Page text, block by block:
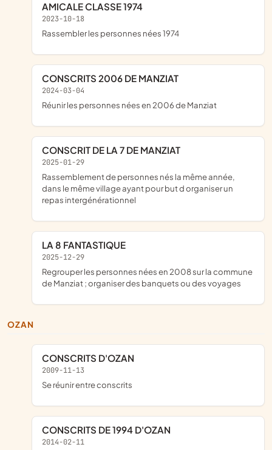
AMICALE CLASSE 1974
2023-10-18
rassembler les personnes nées 1974
CONSCRITS 2006 DE MANZIAT
2024-03-04
réunir les personnes nées en 2006 de Manziat
CONSCRIT DE LA 7 DE MANZIAT
2025-01-29
rassemblement de personnes nés la même année,
dans le même village ayant pour but d organiser un
repas intergénérationnel
LA 8 FANTASTIQUE
2025-12-29
regrouper les personnes nées en 2008 sur la commune
de Manziat ; organiser des banquets ou des voyages
OZAN
CONSCRITS D'OZAN
2009-11-13
se réunir entre conscrits
CONSCRITS DE 1994 D'OZAN
2014-02-11